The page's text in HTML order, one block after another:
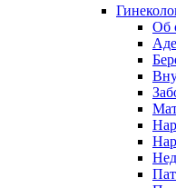
Об